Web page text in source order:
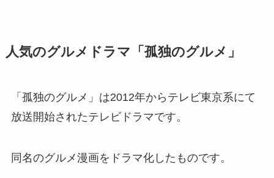
人気のグルメドラマ「孤独のグルメ」
「孤独のグルメ」は2012年からテレビ東京系にて
放送開始されたテレビドラマです。
同名のグルメ漫画をドラマ化したものです。